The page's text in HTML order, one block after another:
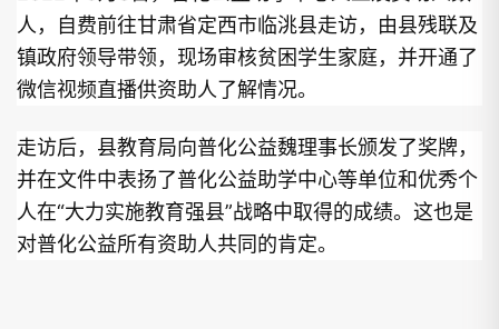
人，自费前往甘肃省定西市临洮县走访，由县残联及
镇政府领导带领，现场审核贫困学生家庭，并开通了
微信视频直播供资助人了解情况。
走访后，县教育局向普化公益魏理事长颁发了奖牌，
并在文件中表扬了普化公益助学中心等单位和优秀个
人在“大力实施教育强县”战略中取得的成绩。这也是
对普化公益所有资助人共同的肯定。